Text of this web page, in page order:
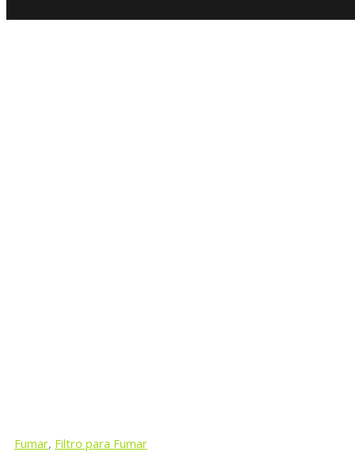
Fumar, Filtro para Fumar